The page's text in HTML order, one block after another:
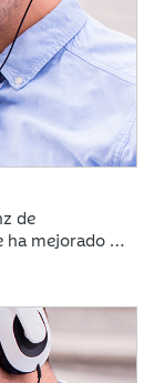
de
ha mejorado el
de la inflación
Europa subió
con dudas
los resultados